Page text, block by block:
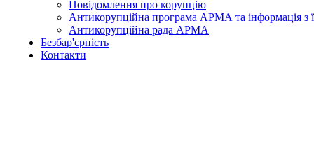
Повідомлення про корупцію
Антикорупційна програма АРМА та інформація з
Антикорупційна рада АРМА
Безбар'єрність
Контакти